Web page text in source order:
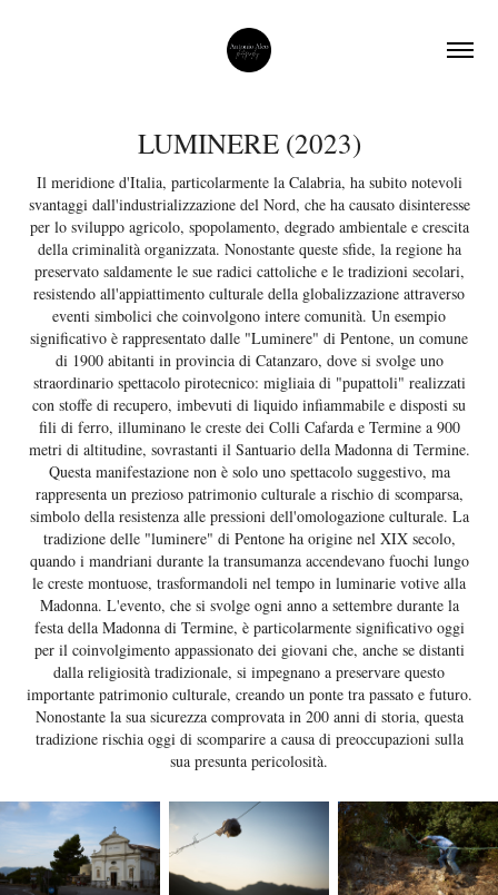
LUMINERE (2023)
Il meridione d'Italia, particolarmente la Calabria, ha subito notevoli
svantaggi dall'industrializzazione del Nord, che ha causato disinteresse
per lo sviluppo agricolo, spopolamento, degrado ambientale e crescita
della criminalità organizzata. Nonostante queste sfide, la regione ha
preservato saldamente le sue radici cattoliche e le tradizioni secolari,
resistendo all'appiattimento culturale della globalizzazione attraverso
eventi simbolici che coinvolgono intere comunità. Un esempio
significativo è rappresentato dalle "Luminere" di Pentone, un comune
di 1900 abitanti in provincia di Catanzaro, dove si svolge uno
straordinario spettacolo pirotecnico: migliaia di "pupattoli" realizzati
con stoffe di recupero, imbevuti di liquido infiammabile e disposti su
fili di ferro, illuminano le creste dei Colli Cafarda e Termine a 900
metri di altitudine, sovrastanti il Santuario della Madonna di Termine.
Questa manifestazione non è solo uno spettacolo suggestivo, ma
rappresenta un prezioso patrimonio culturale a rischio di scomparsa,
simbolo della resistenza alle pressioni dell'omologazione culturale. La
tradizione delle "luminere" di Pentone ha origine nel XIX secolo,
quando i mandriani durante la transumanza accendevano fuochi lungo
le creste montuose, trasformandoli nel tempo in luminarie votive alla
Madonna. L'evento, che si svolge ogni anno a settembre durante la
festa della Madonna di Termine, è particolarmente significativo oggi
per il coinvolgimento appassionato dei giovani che, anche se distanti
dalla religiosità tradizionale, si impegnano a preservare questo
importante patrimonio culturale, creando un ponte tra passato e futuro.
Nonostante la sua sicurezza comprovata in 200 anni di storia, questa
tradizione rischia oggi di scomparire a causa di preoccupazioni sulla
sua presunta pericolosità.